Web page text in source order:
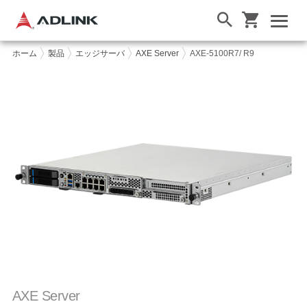
ホーム 製品 エッジサーバ AXE Server AXE-5100R7/ R9
AXE Server